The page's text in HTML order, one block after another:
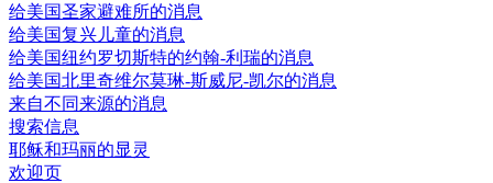
给美国圣家避难所的消息
给美国复兴儿童的消息
给美国纽约罗切斯特的约翰-利瑞的消息
给美国北里奇维尔莫琳-斯威尼-凯尔的消息
来自不同来源的消息
搜索信息
耶稣和玛丽的显灵
欢迎页